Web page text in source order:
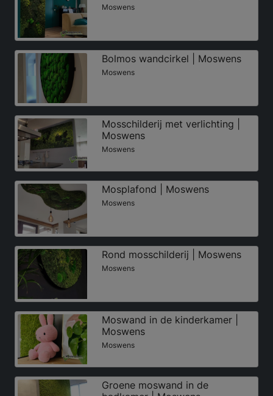
Moswens
Bolmos wandcirkel | Moswens
Moswens
Mosschilderij met verlichting |
Moswens
Moswens
Mosplafond | Moswens
Moswens
Rond mosschilderij | Moswens
Moswens
Moswand in de kinderkamer |
Moswens
Moswens
Groene moswand in de